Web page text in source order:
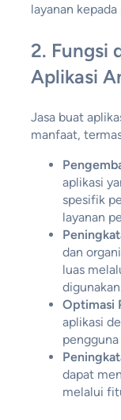
layanan kepada
2. Fungsi
Aplikasi
Jasa buat
manfaat,
aplikasi
spesifik
layanan
dan
luas
digunakan.
Optimasi
aplikasi
dapat
melalui